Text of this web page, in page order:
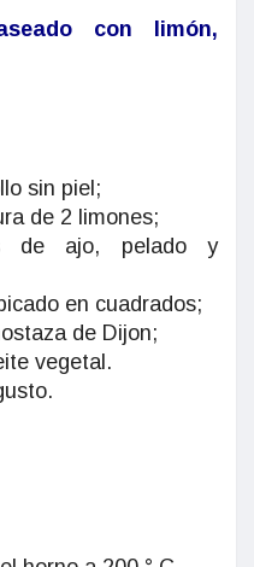
con limón,
sin piel;
de 2 limones;
de ajo, pelado y
en cuadrados;
de Dijon;
vegetal.